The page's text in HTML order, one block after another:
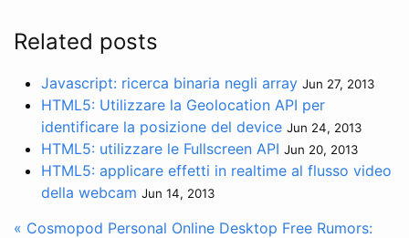
Related posts
Javascript: ricerca binaria negli array Jun 27, 2013
HTML5: Utilizzare la Geolocation API per
identificare la posizione del device Jun 24, 2013
HTML5: utilizzare le Fullscreen API Jun 20, 2013
HTML5: applicare effetti in realtime al flusso video
della webcam Jun 14, 2013
« Cosmopod Personal Online Desktop Free Rumors: